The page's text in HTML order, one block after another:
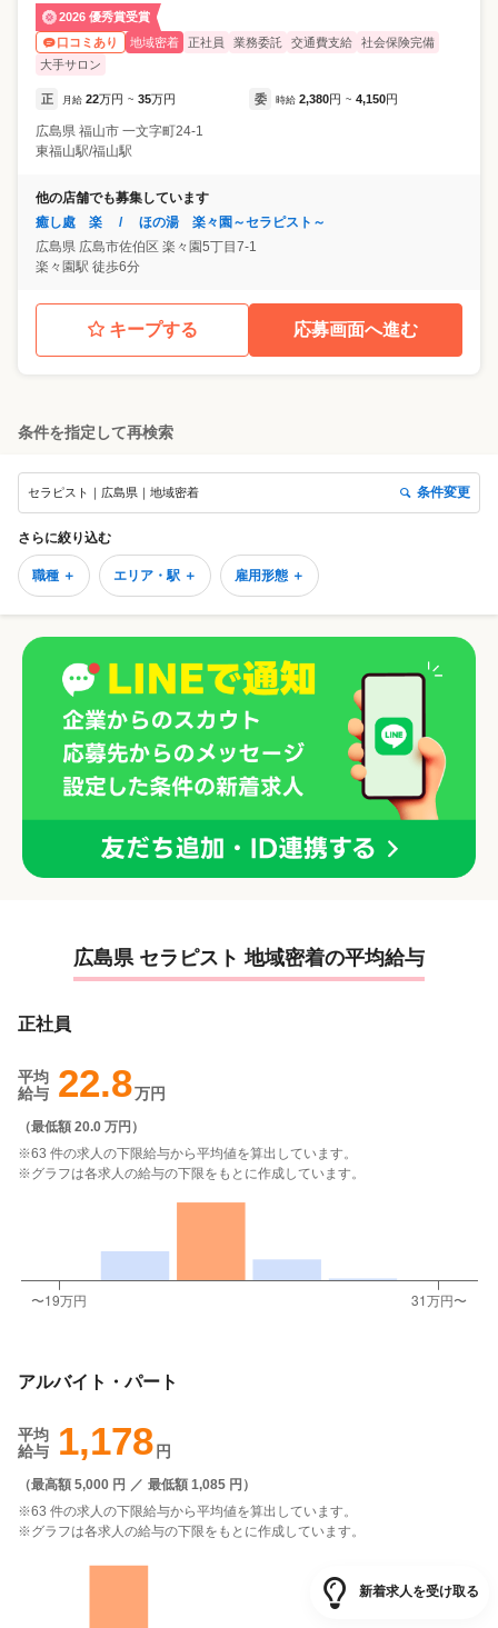
2026 優秀賞受賞
口コミあり
地域密着 正社員 業務委託 交通費支給
社会保険完備
大手サロン
正 月給 22万円 ~ 35万円 委 時給 2,380円 ~ 4,150円
広島県 福山市 一文字町24-1
東福山駅/福山駅
他の店舗でも募集しています
癒し處 楽 / ほの湯 楽々園～セラピスト～
広島県 広島市佐伯区 楽々園5丁目7-1
楽々園駅 徒歩6分
キープする 応募画面へ進む
条件を指定して再検索
セラピスト｜広島県｜地域密着 条件変更
さらに絞り込む
職種 ＋ エリア・駅 ＋ 雇用形態 ＋
広島県 セラピスト 地域密着の平均給与
正社員
平均
給与 22.8万円
（最低額 20.0 万円 ）
※63 件の求人の下限給与から平均値を算出しています。
※グラフは各求人の給与の下限をもとに作成しています。
アルバイト・パート
平均
給与
1,178 円
（最高額 5,000 円 ／ 最低額 1,085 円 ）
※63 件の求人の下限給与から平均値を算出しています。
※グラフは各求人の給与の下限をもとに作成しています。
新着求人を受け取る